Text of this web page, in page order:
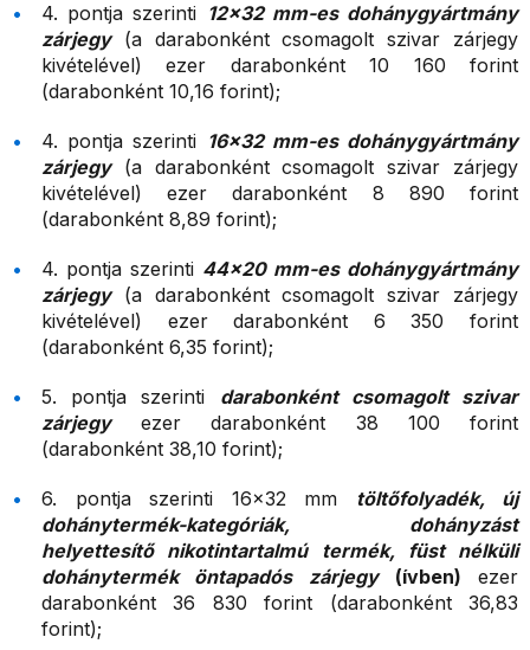
4. pontja szerinti 12×32 mm-es dohánygyártmány
zárjegy(a darabonként csomagolt szivar zárjegy
kivételével) ezer darabonként 10 160 forint
(darabonként 10,16 forint);
4. pontja szerinti 16×32 mm-es dohánygyártmány
zárjegy(a darabonként csomagolt szivar zárjegy
kivételével) ezer darabonként 8 890 forint
(darabonként 8,89 forint);
4. pontja szerinti 44×20 mm-es dohánygyártmány
zárjegy(a darabonként csomagolt szivar zárjegy
kivételével) ezer darabonként 6 350 forint
(darabonként 6,35 forint);
5. pontja szerinti darabonként csomagolt szivar
zárjegyezer darabonként 38 100 forint
(darabonként 38,10 forint);
6. pontja szerinti 16×32 mm
töltőfolyadék, új
dohánytermék-kategóriák, dohányzást
helyettesítő nikotintartalmú termék, füst nélküli
dohánytermék öntapadós zárjegy
(ívben) ezer
darabonként 36 830 forint (darabonként 36,83
forint);